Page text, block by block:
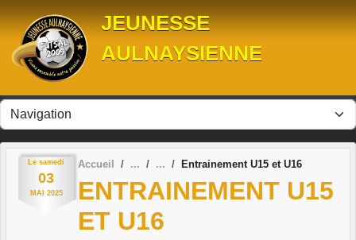
JEUNESSE
AULNAYSIENNE
Le samedi
03
MAI 2025
Accueil Entrainement U15 et U16
ENTRAINEMENT U15
ET U16